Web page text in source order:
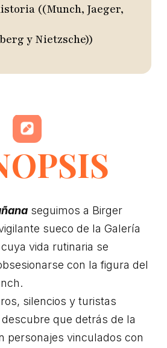
((Munch, Jaeger,
y Nietzsche))
seguimos a Birger
sueco de la Galería
vida rutinaria se
con la figura del
silencios y turistas
que detrás de la
personajes vinculados con